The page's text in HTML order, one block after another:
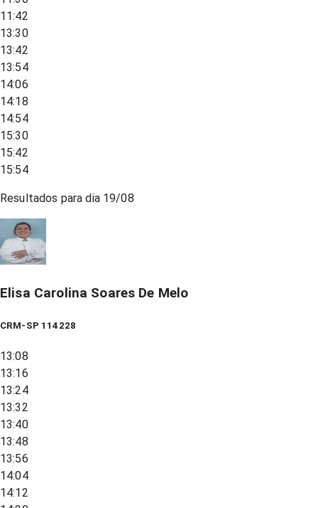
11:42
13:30
13:42
13:54
14:06
14:18
14:54
15:30
15:42
15:54
Resultados para dia 19/08
Elisa Carolina Soares De Melo
CRM-SP 114228
13:08
13:16
13:24
13:32
13:40
13:48
13:56
14:04
14:12